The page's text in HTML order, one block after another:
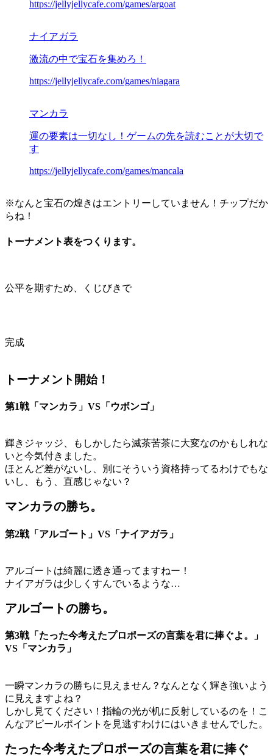
https://jellyjellycafe.com/games/argoat
ナイアガラ
激流の中で宝石を集めろ！
https://jellyjellycafe.com/games/niagara
マンカラ
運の要素は一切なし！ゲームの先を読むことが大切で
す
https://jellyjellycafe.com/games/mancala
※なんと宝石の煌きはエントリーしていません！チップだか
らね！
トーナメント表をつくります。
公平を期すため、くじびきで
完成
トーナメント開始！
第1戦「マンカラ」VS「ウボンゴ」
輝きジャッジ、もしかしたら滅茶苦茶に大変なのかもしれな
いと今気付きました。
ほとんど差がないし、別にそういう資格持ってるわけでもな
いし、もう、直感じゃない？
マンカラの勝ち。
第2戦「アルゴート」VS「ナイアガラ」
アルゴートは綺麗に透き通ってますねー！
ナイアガラは少しくすんでいるような…
アルゴートの勝ち。
第3戦「たった今考えたプロポーズの言葉を君に捧ぐよ。」
VS「マンカラ」
一瞬マンカラの勝ちに見えません？なんとなく輝き強いよう
に見えますよね？
しかし見てください！指輪の光が机に反射しているのを！こ
んなアピールポイントを見逃すわけにはいきませんでした。
たった今考えたプロポーズの言葉を君に捧ぐ